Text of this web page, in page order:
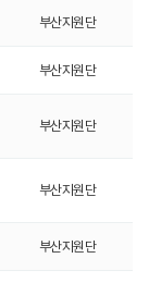
부산지원단
부산지원단
부산지원단
부산지원단
부산지원단